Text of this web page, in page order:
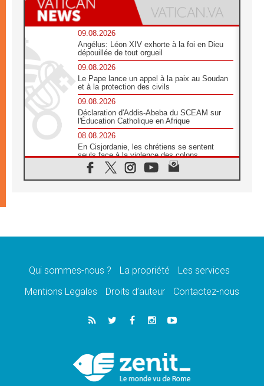
09.08.2026
Angélus: Léon XIV exhorte à la foi en Dieu
dépouillée de tout orgueil
09.08.2026
Le Pape lance un appel à la paix au Soudan
et à la protection des civils
09.08.2026
Déclaration d'Addis-Abeba du SCEAM sur
l'Éducation Catholique en Afrique
08.08.2026
En Cisjordanie, les chrétiens se sentent
seuls face à la violence des colons
08.08.2026
Léon XIV au sanctuaire de Notre Dame du
08.08.2026
08.08.2026
catholiques
Au Bangladesh, l'Église accompagne les
Dalits sur le chemin de la dignité
Philippines: le vicariat apostolique de
Calapan devient un diocèse
Qui sommes-nous ? La propriété
Les services
Mentions Legales
Droits d’auteur Contactez-nous